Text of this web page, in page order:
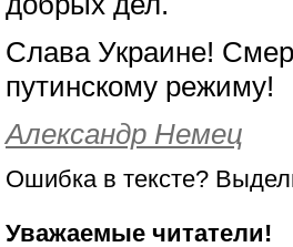
Слава Украине!
путинскому режиму!
Александр Немец
Ошибка в тексте?
Уважаемые читатели!